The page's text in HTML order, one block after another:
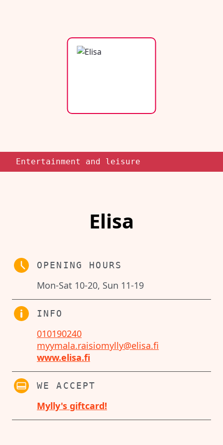
Entertainment and leisure
Elisa
OPENING HOURS
Mon-Sat 10-20, Sun 11-19
INFO
010190240
myymala.raisiomylly@elisa.fi
www.elisa.fi
WE ACCEPT
Mylly's giftcard!